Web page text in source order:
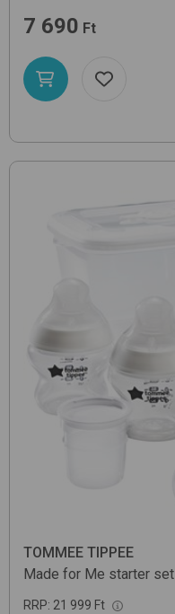
7 690 Ft
TOMMEE TIPPEE
Made for Me starter set
RRP: 21 999 Ft